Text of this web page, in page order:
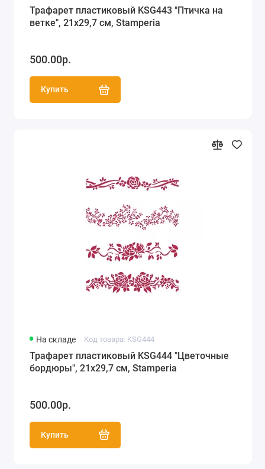
Трафарет пластиковый KSG443 "Птичка на
ветке", 21х29,7 см, Stamperia
500.00р.
Купить
На складе Код товара: KSG444
Трафарет пластиковый KSG444 "Цветочные
бордюры", 21х29,7 см, Stamperia
500.00р.
Купить